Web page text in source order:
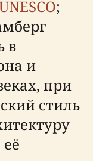
;
в
и
при
стиль